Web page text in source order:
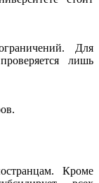
Для
лишь
Кроме